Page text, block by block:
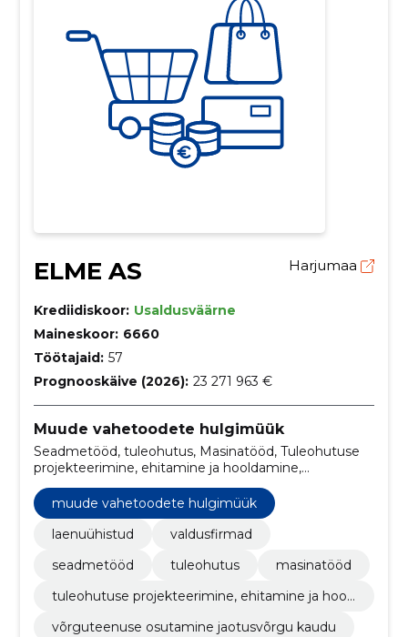
ELME AS Harjumaa
Krediidiskoor: Usaldusväärne
Maineskoor: 6660
Töötajaid: 57
Prognooskäive (2026): 23 271 963 €
Muude vahetoodete hulgimüük
Seadmetööd, tuleohutus, Masinatööd, Tuleohutuse
projekteerimine, ehitamine ja hooldamine,
Võrguteenuse osutamine jaotusvõrgu kaudu,
laenuühistud, valdusfirmad
muude vahetoodete hulgimüük
laenuühistud
valdusfirmad
seadmetööd
tuleohutus
masinatööd
tuleohutuse projekteerimine, ehitamine ja hool
võrguteenuse osutamine jaotusvõrgu kaudu